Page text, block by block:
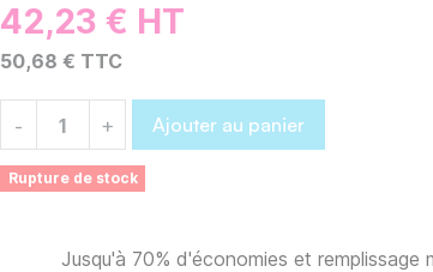
42,23 € HT
50,68 € TTC
- + Ajouter au panier
Rupture de stock
Jusqu'à 70% d'économies et remplissage